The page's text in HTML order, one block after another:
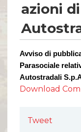
azioni
Avviso di
Parasociale
Autostradali
Download
Tweet